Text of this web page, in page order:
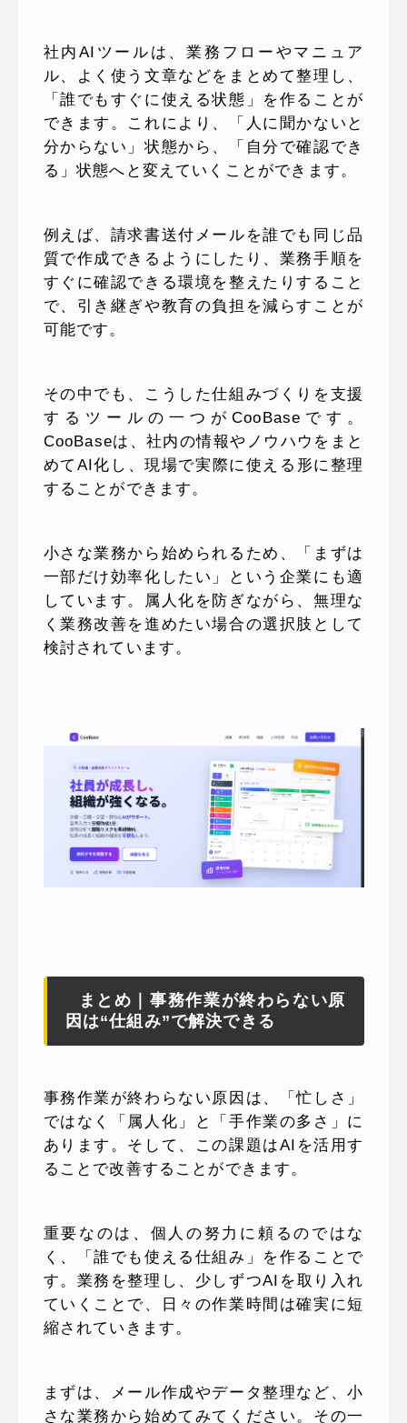
社内AIツールは、業務フローやマニュア
ル、よく使う文章などをまとめて整理し、
「誰でもすぐに使える状態」を作ることが
できます。これにより、「人に聞かないと
分からない」状態から、「自分で確認でき
る」状態へと変えていくことができます。
例えば、請求書送付メールを誰でも同じ品
質で作成できるようにしたり、業務手順を
すぐに確認できる環境を整えたりすること
で、引き継ぎや教育の負担を減らすことが
可能です。
その中でも、こうした仕組みづくりを支援
するツールの一つがCooBaseです。
CooBaseは、社内の情報やノウハウをまと
めてAI化し、現場で実際に使える形に整理
することができます。
小さな業務から始められるため、「まずは
一部だけ効率化したい」という企業にも適
しています。属人化を防ぎながら、無理な
く業務改善を進めたい場合の選択肢として
検討されています。
まとめ｜事務作業が終わらない原
因は“仕組み”で解決できる
事務作業が終わらない原因は、「忙しさ」
ではなく「属人化」と「手作業の多さ」に
あります。そして、この課題はAIを活用す
ることで改善することができます。
重要なのは、個人の努力に頼るのではな
く、「誰でも使える仕組み」を作ることで
す。業務を整理し、少しずつAIを取り入れ
ていくことで、日々の作業時間は確実に短
縮されていきます。
まずは、メール作成やデータ整理など、小
さな業務から始めてみてください。その一